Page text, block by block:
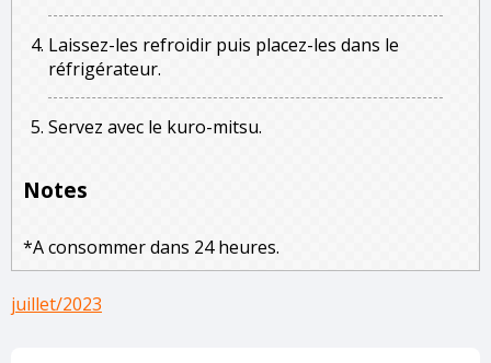
Laissez-les refroidir puis placez-les dans le
réfrigérateur.
Servez avec le kuro-mitsu.
Notes
*A consommer dans 24 heures.
juillet/2023